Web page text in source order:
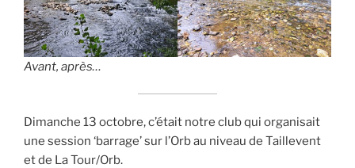
Avant, après…
Dimanche 13 octobre, c’était notre club qui organisait
une session ‘barrage’ sur l’Orb au niveau de Taillevent
et de La Tour/Orb.